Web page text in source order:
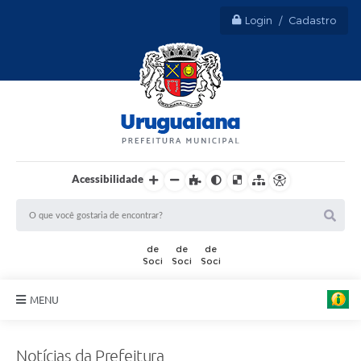
Login / Cadastro
Acessibilidade
MENU
Notícias da Prefeitura